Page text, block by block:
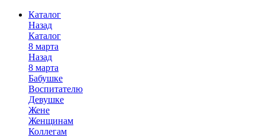
Каталог
Назад
Каталог
8 марта
Назад
8 марта
Бабушке
Воспитателю
Девушке
Жене
Женщинам
Коллегам